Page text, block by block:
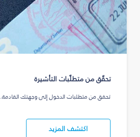
تحقّق من متطلّبات التأشيرة
تحقق من متطلبات الدخول إلى وجهتك القادمة.
اكتشف المزيد